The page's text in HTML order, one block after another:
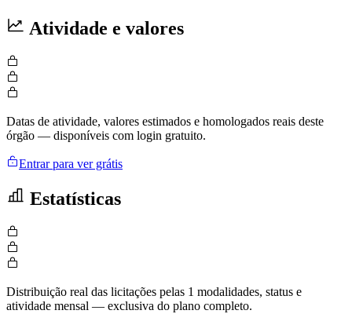
Atividade e valores
Datas de atividade, valores estimados e homologados reais deste
órgão — disponíveis com login gratuito.
Entrar para ver grátis
Estatísticas
Distribuição real das licitações pelas 1 modalidades, status e
atividade mensal — exclusiva do plano completo.